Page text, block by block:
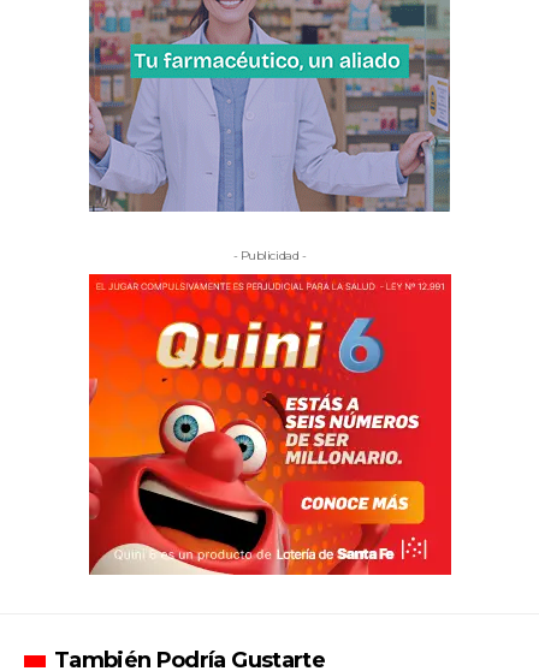
- Publicidad -
También Podría Gustarte